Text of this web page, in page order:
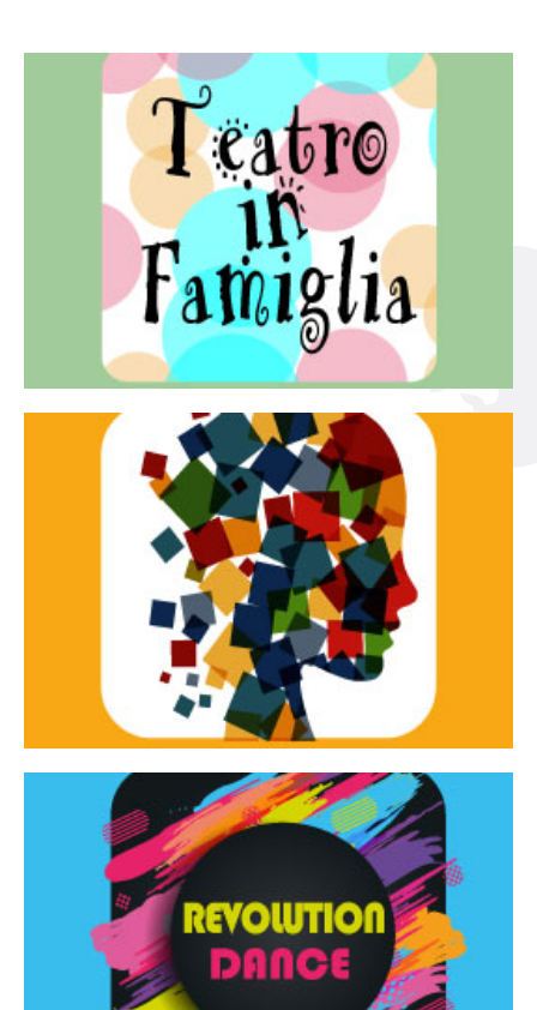
Teatro in famiglia
Teatro In Famiglia è una rassegna di teatro concepita
per far condividere e godere del teatro all’intera
famiglia.
Continua
Tracce dinamiche
Tracce Dinamiche è una rassegna di teatro
d’innovazione e sperimentale.
Continua
Revolution Dance
Rassegna di danza contemporanea – I Edizione